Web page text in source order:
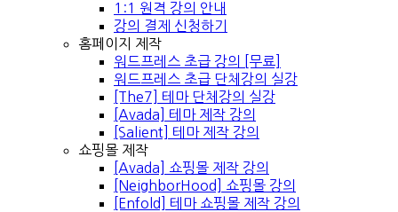
1:1 원격 강의 안내
강의 결제 신청하기
홈페이지 제작
워드프레스 초급 강의 [무료]
워드프레스 초급 단체강의 실강
[The7] 테마 단체강의 실강
[Avada] 테마 제작 강의
[Salient] 테마 제작 강의
쇼핑몰 제작
[Avada] 쇼핑몰 제작 강의
[NeighborHood] 쇼핑몰 강의
[Enfold] 테마 쇼핑몰 제작 강의